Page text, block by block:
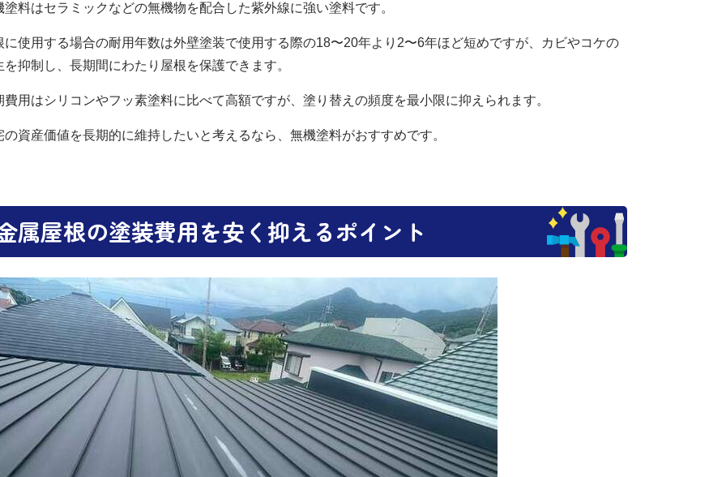
塗料はセラミックなどの無機物を配合した紫外線に強い塗料です。
に使用する場合の耐用年数は外壁塗装で使用する際の18〜20年より2〜6年ほど短めですが、カビやコケの
を抑制し、長期間にわたり屋根を保護できます。
費用はシリコンやフッ素塗料に比べて高額ですが、塗り替えの頻度を最小限に抑えられます。
の資産価値を長期的に維持したいと考えるなら、無機塗料がおすすめです。
属屋根の塗装費用を安く抑えるポイント